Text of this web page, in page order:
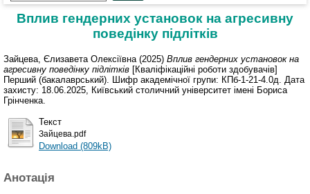
Вплив гендерних установок на агресивну
поведінку підлітків
Зайцева, Єлизавета Олексіївна (2025) Вплив гендерних установок на
агресивну поведінку підлітків [Кваліфікаційні роботи здобувачів]
Перший (бакалаврський). Шифр академічної групи: КПб-1-21-4.0д. Дата
захисту: 18.06.2025, Київський столичний університет імені Бориса
Грінченка.
Текст
Зайцева.pdf
Download (809kB)
Анотація